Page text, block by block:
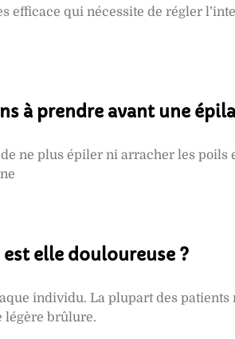
efficace qui nécessite de régler
à prendre avant une
ne plus épiler ni arracher les poils
elle douloureuse ?
individu. La plupart des patients
légère brûlure.